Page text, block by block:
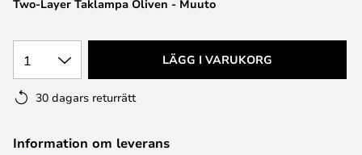
Two-Layer Taklampa Oliven - Muuto
1 LÄGG I VARUKORG
30 dagars returrätt
Information om leverans